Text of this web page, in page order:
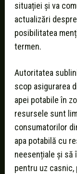
situației și va
actualizări
posibilitatea
termen.
Autoritatea
scop asigurarea
apei potabile în
resursele sunt
consumatorilor
apa potabilă cu
neesențiale și să
pentru uz casnic,